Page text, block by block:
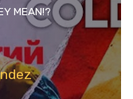
MEAN!?